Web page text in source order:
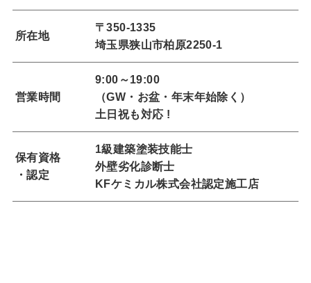
所在地
〒350-1335
埼玉県狭山市柏原2250-1
営業時間
9:00～19:00
（GW・お盆・年末年始除く）
土日祝も対応 !
保有資格
・認定
1級建築塗装技能士
外壁劣化診断士
KFケミカル株式会社認定施工店